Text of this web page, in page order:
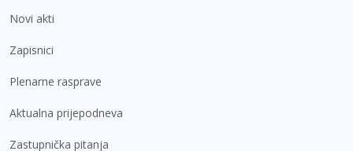
Novi akti
Zapisnici
Plenarne rasprave
Aktualna prijepodneva
Zastupnička pitanja